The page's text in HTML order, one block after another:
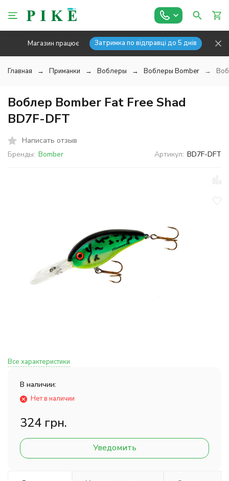
Магазин працює Затримка по відправці до 5 днів
Главная Приманки Воблеры Воблеры Bomber
Воблер Bomber Fat Free Shad
BD7F-DFT
Написать отзыв
Бренды: Bomber Артикул: BD7F-DFT
Все характеристики
В наличии:
Нет в наличии
324 грн.
Уведомить